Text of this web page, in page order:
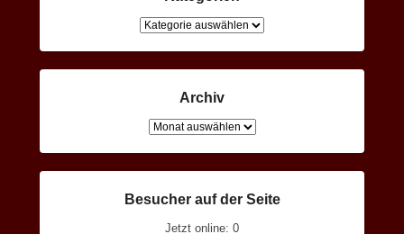
Kategorien
Archiv
Archiv
Besucher auf der Seite
Jetzt online: 0